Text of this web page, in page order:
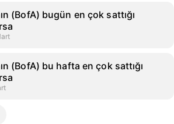
(BofA) bugün en çok sattığı
(BofA) bu hafta en çok sattığı